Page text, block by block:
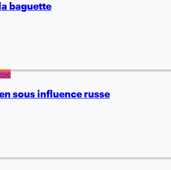
baguette
sous influence russe